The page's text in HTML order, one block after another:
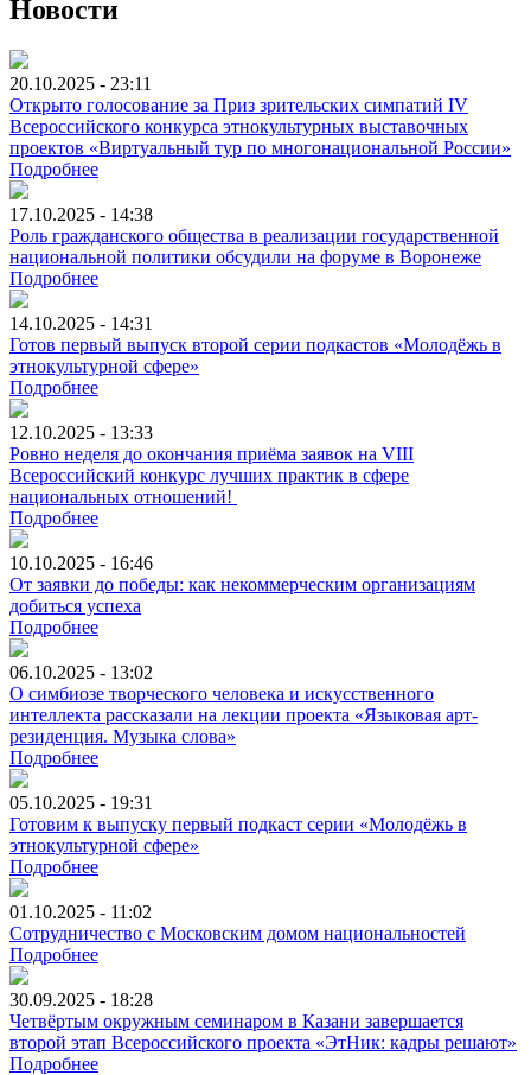
Новости
20.10.2025 - 23:11
Открыто голосование за Приз зрительских симпатий IV
Всероссийского конкурса этнокультурных выставочных
проектов «Виртуальный тур по многонациональной России»
Подробнее
17.10.2025 - 14:38
Роль гражданского общества в реализации государственной
национальной политики обсудили на форуме в Воронеже
Подробнее
14.10.2025 - 14:31
Готов первый выпуск второй серии подкастов «Молодёжь в
этнокультурной сфере»
Подробнее
12.10.2025 - 13:33
Ровно неделя до окончания приёма заявок на VIII
Всероссийский конкурс лучших практик в сфере
национальных отношений!
Подробнее
10.10.2025 - 16:46
От заявки до победы: как некоммерческим организациям
добиться успеха
Подробнее
06.10.2025 - 13:02
О симбиозе творческого человека и искусственного
интеллекта рассказали на лекции проекта «Языковая арт-
резиденция. Музыка слова»
Подробнее
05.10.2025 - 19:31
Готовим к выпуску первый подкаст серии «Молодёжь в
этнокультурной сфере»
Подробнее
01.10.2025 - 11:02
Сотрудничество с Московским домом национальностей
Подробнее
30.09.2025 - 18:28
Четвёртым окружным семинаром в Казани завершается
второй этап Всероссийского проекта «ЭтНик: кадры решают»
Подробнее